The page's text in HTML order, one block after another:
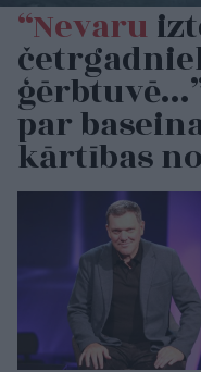
“Nevaru
par
kārtības